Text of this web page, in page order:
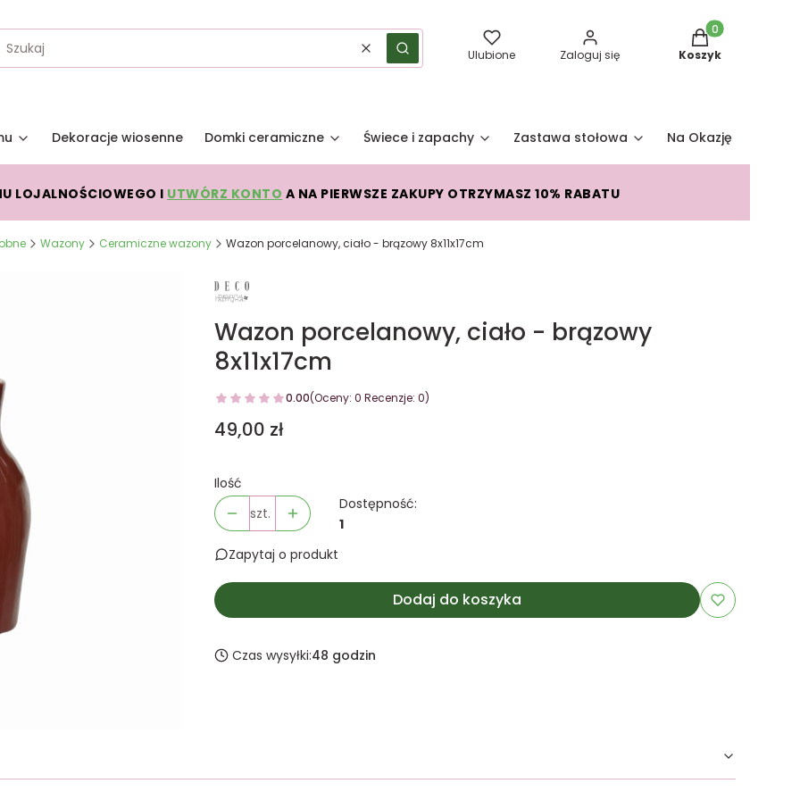
WyczyśćSzukaj Ulubione Zaloguj się
Produkty w
Koszyk
Dekoracje wiosenne Domki ceramiczne Świece i zapachy Zastawa stołowa Na Okazję
LOJALNOŚCIOWEGO I UTWÓRZ KONTO A NA PIERWSZE ZAKUPY OTRZYMASZ 10% RABATU
Wazony Ceramiczne wazony Wazon porcelanowy, ciało - brązowy 8x11x17cm
Wazon porcelanowy, ciało - brązowy
8x11x17cm
0.00(Oceny: 0 Recenzje: 0)
Cena
49,00 zł
Ilość
szt.
Dostępność:
1
Zapytaj o produkt
Dodaj do koszyka
Czas wysyłki:48 godzin